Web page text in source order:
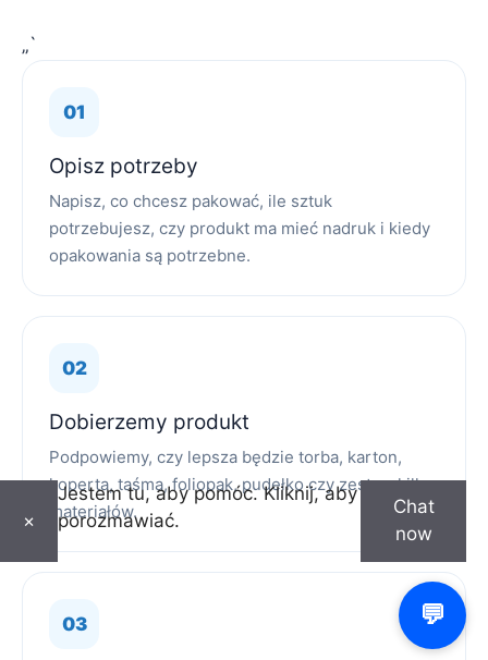
„`
Opisz potrzeby
Napisz, co chcesz pakować, ile sztuk
potrzebujesz, czy produkt ma mieć nadruk i kiedy
opakowania są potrzebne.
Dobierzemy produkt
Podpowiemy, czy lepsza będzie torba, karton,
koperta, taśma, foliopak, pudełko czy zestaw kilku
materiałów.
×
Jestem tu, aby pomóc. Kliknij, aby
porozmawiać.
Chat
now